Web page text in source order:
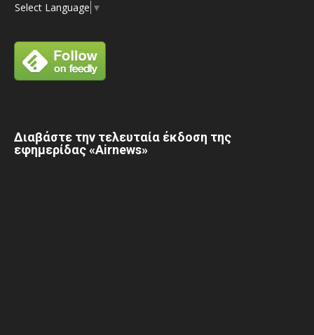
Select Language ▼
Διαβάστε την τελευταία έκδοση της
εφημερίδας «Airnews»